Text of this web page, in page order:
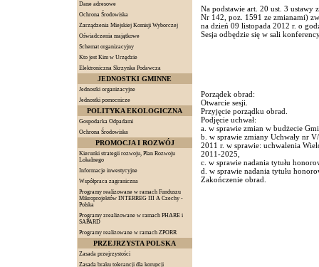
Dane adresowe
Ochrona Środowiska
Zarządzenia Miejskiej Komisji Wyborczej
Oświadczenia majątkowe
Schemat organizacyjny
Kto jest Kim w Urzędzie
Elektroniczna Skrzynka Podawcza
JEDNOSTKI GMINNE
Jednostki organizacyjne
Jednostki pomocnicze
POLITYKA EKOLOGICZNA
Gospodarka Odpadami
Ochrona Środowiska
PROMOCJA I ROZWÓJ
Kierunki strategii rozwoju, Plan Rozwoju
Lokalnego
Informacje inwestycyjne
Współpraca zagraniczna
Programy realizowane w ramach Funduszu
Mikroprojektów INTERREG III A Czechy -
Polska
Programy zrealizowane w ramach PHARE i
SAPARD
Programy realizowane w ramach ZPORR
PRZEJRZYSTA POLSKA
Zasada przejrzystości
Zasada braku tolerancji dla korupcji
Na podstawie art. 20 ust. 3 ustawy
Nr 142, poz. 1591 ze zmianami)
na dzień 09 listopada 2012 r. o
Sesja odbędzie się w sali
Porządek obrad:
Otwarcie sesji.
Przyjęcie porządku obrad.
Podjęcie uchwał:
a. w sprawie zmian w budżecie
b. w sprawie zmiany Uchwały nr
2011 r. w sprawie: uchwalenia
2011-2025,
c. w sprawie nadania tytułu
d. w sprawie nadania tytułu
Zakończenie obrad.